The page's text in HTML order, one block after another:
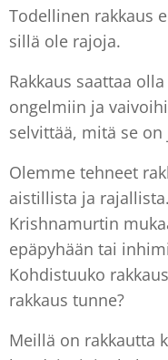
Todellinen rakkaus
sillä ole rajoja.
Rakkaus saattaa
ongelmiin ja
selvittää, mitä se
Olemme tehneet
aistillista ja
Krishnamurtin
epäpyhään tai
Kohdistuuko
rakkaus tunne?
Meillä on rakkautta